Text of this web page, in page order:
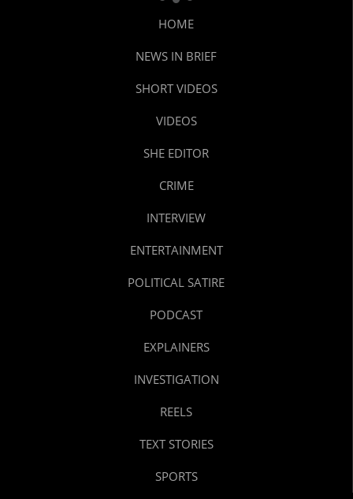
HOME
NEWS IN BRIEF
SHORT VIDEOS
VIDEOS
SHE EDITOR
CRIME
INTERVIEW
ENTERTAINMENT
POLITICAL SATIRE
PODCAST
EXPLAINERS
INVESTIGATION
REELS
TEXT STORIES
SPORTS